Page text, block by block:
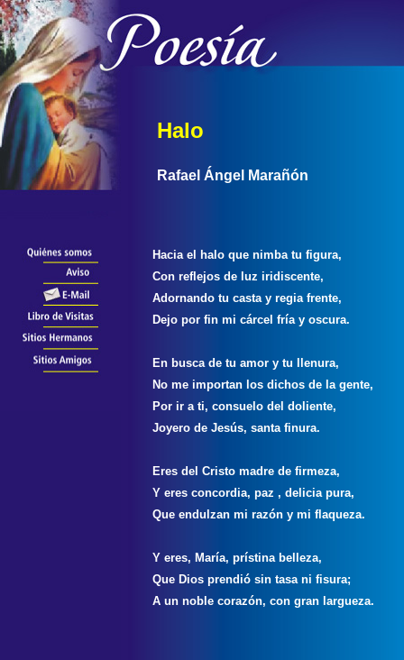
Halo
Rafael Ángel Marañón
Hacia el halo que nimba tu figura,
Con reflejos de luz iridiscente,
Adornando tu casta y regia frente,
Dejo por fin mi cárcel fría y oscura.
En busca de tu amor y tu llenura,
No me importan los dichos de la gente,
Por ir a ti, consuelo del doliente,
Joyero de Jesús, santa finura.
Eres del Cristo madre de firmeza,
Y eres concordia, paz , delicia pura,
Que endulzan mi razón y mi flaqueza.
Y eres, María, prístina belleza,
Que Dios prendió sin tasa ni fisura;
A un noble corazón, con gran largueza.